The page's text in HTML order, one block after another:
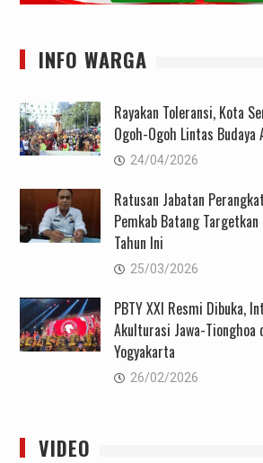
INFO WARGA
Rayakan Toleransi, Kota
Ogoh-Ogoh Lintas Budaya
24/04/2026
Ratusan Jabatan
Pemkab Batang
Tahun Ini
25/03/2026
PBTY XXI Resmi Dibuka,
Akulturasi Jawa-Tionghoa
Yogyakarta
26/02/2026
VIDEO